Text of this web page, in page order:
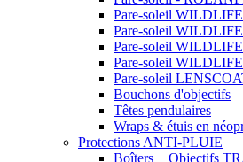
Pare-soleil
Pare-soleil
Pare-soleil
Pare-soleil
Pare-soleil
Bouchons d'objectifs
Têtes pendulaires
Wraps & étuis en
Protections ANTI-PLUIE
Boîters + Objectifs